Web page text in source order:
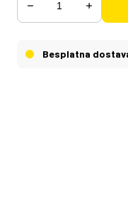
bezstepenog
sata punjenja), kao i
Besplatna